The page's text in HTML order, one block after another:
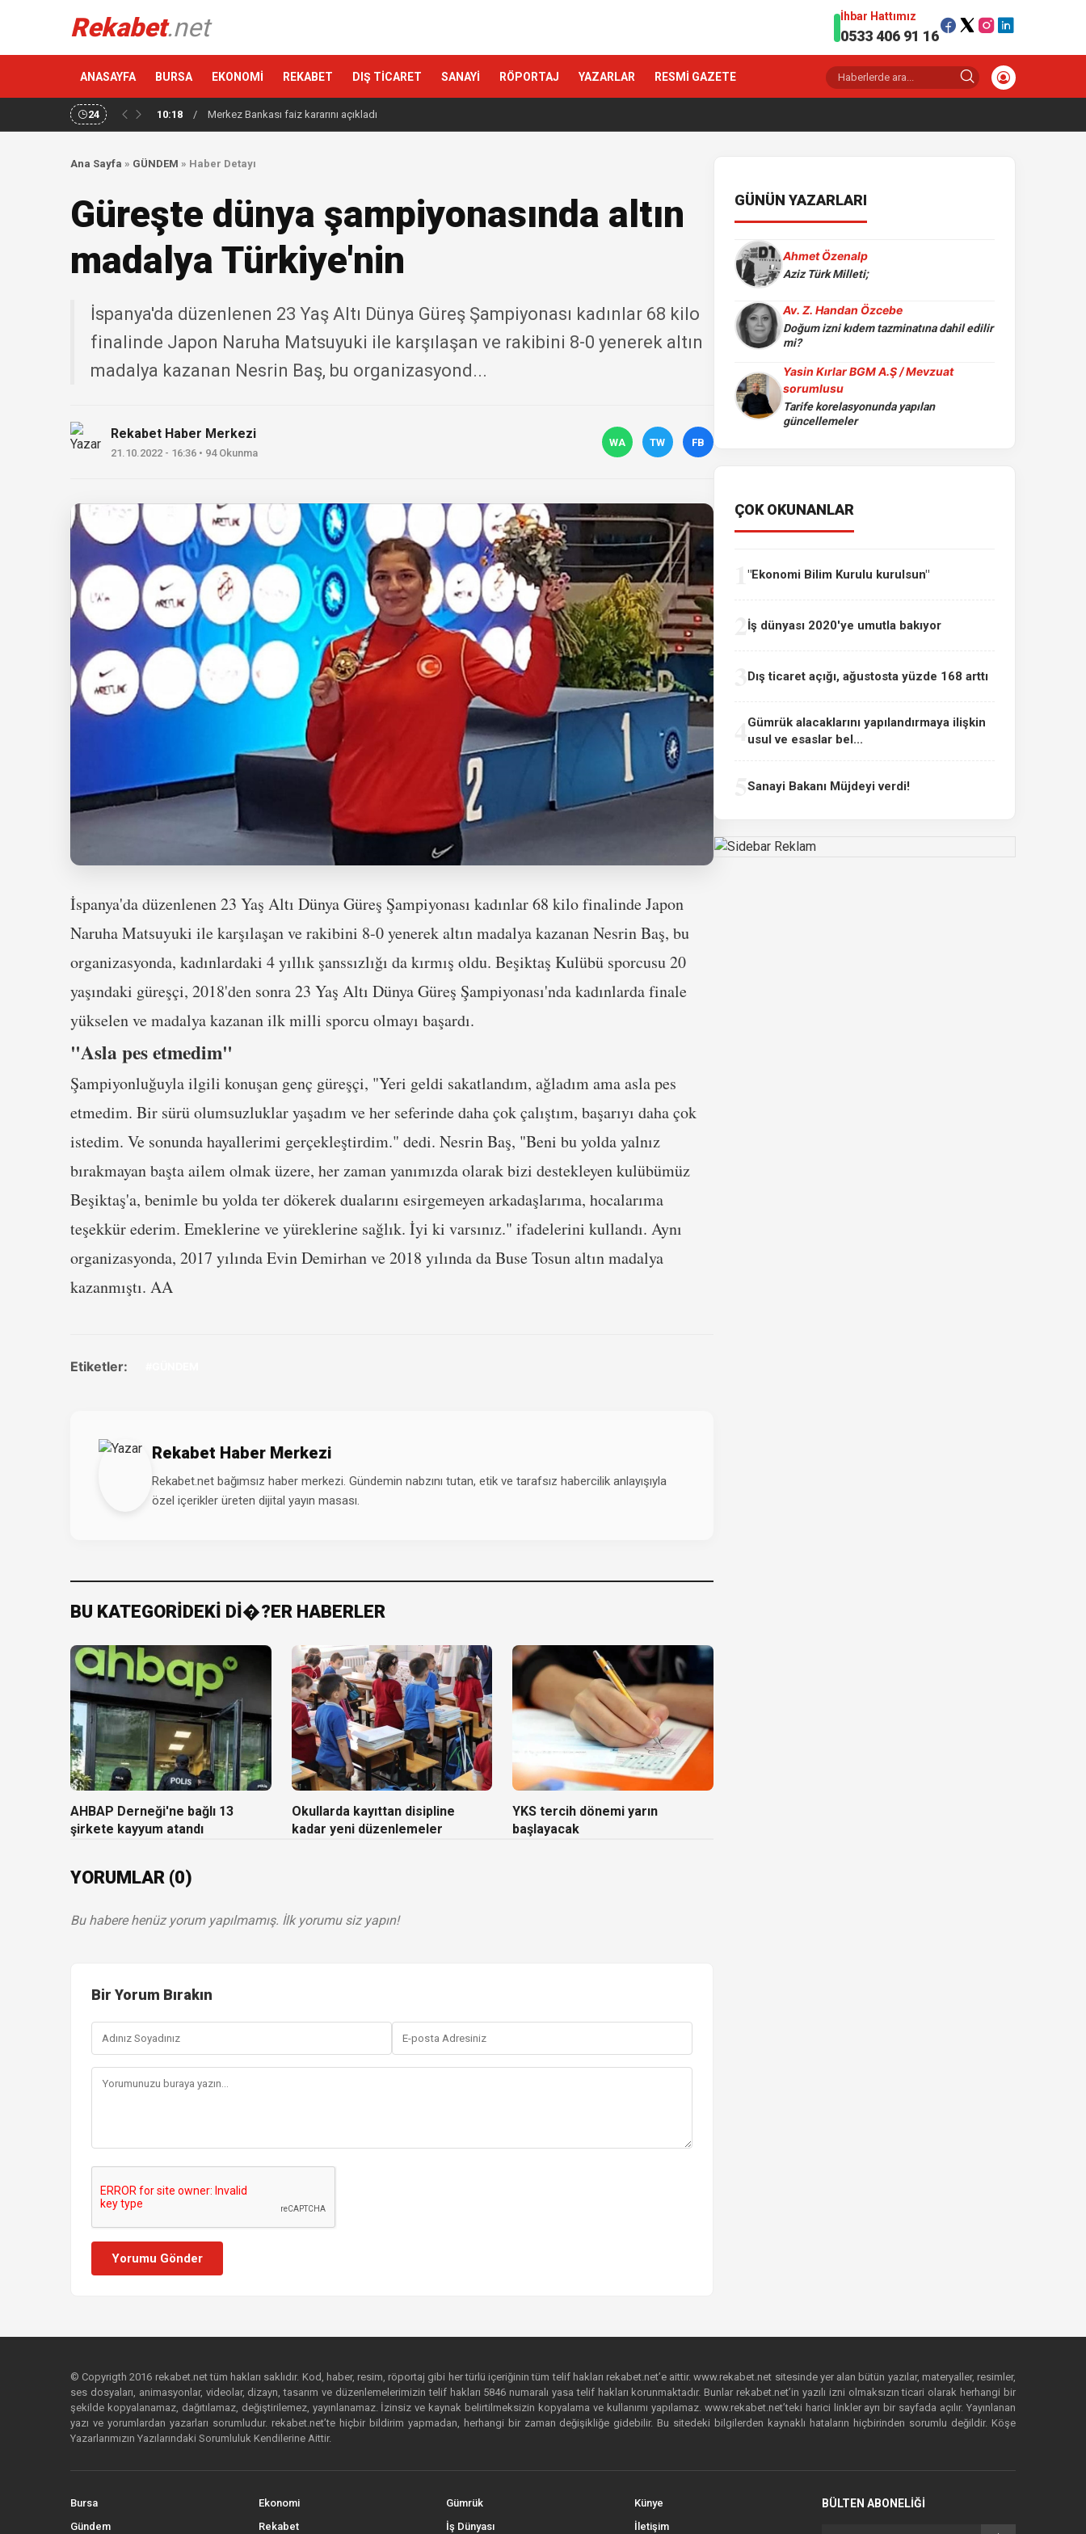
Rekabet.net İhbar Hattımız
0533 406 91 16
ANASAYFA BURSA EKONOMİ REKABET DIŞ TİCARET SANAYİ RÖPORTAJ YAZARLAR RESMİ GAZETE
24 10:18 / Merkez Bankası faiz kararını açıkladı
Ana Sayfa » GÜNDEM » Haber Detayı
Güreşte dünya şampiyonasında altın
madalya Türkiye'nin
İspanya'da düzenlenen 23 Yaş Altı Dünya Güreş Şampiyonası kadınlar 68 kilo
finalinde Japon Naruha Matsuyuki ile karşılaşan ve rakibini 8-0 yenerek altın
madalya kazanan Nesrin Baş, bu organizasyond...
Rekabet Haber Merkezi
21.10.2022 - 16:36 • 94 Okunma
WA TW FB
İspanya'da düzenlenen 23 Yaş Altı Dünya Güreş Şampiyonası kadınlar 68 kilo finalinde Japon
Naruha Matsuyuki ile karşılaşan ve rakibini 8-0 yenerek altın madalya kazanan Nesrin Baş, bu
organizasyonda, kadınlardaki 4 yıllık şanssızlığı da kırmış oldu. Beşiktaş Kulübü sporcusu 20
yaşındaki güreşçi, 2018'den sonra 23 Yaş Altı Dünya Güreş Şampiyonası'nda kadınlarda finale
yükselen ve madalya kazanan ilk milli sporcu olmayı başardı.
"Asla pes etmedim"
Şampiyonluğuyla ilgili konuşan genç güreşçi, "Yeri geldi sakatlandım, ağladım ama asla pes
etmedim. Bir sürü olumsuzluklar yaşadım ve her seferinde daha çok çalıştım, başarıyı daha çok
istedim. Ve sonunda hayallerimi gerçekleştirdim." dedi. Nesrin Baş, "Beni bu yolda yalnız
bırakmayan başta ailem olmak üzere, her zaman yanımızda olarak bizi destekleyen kulübümüz
Beşiktaş'a, benimle bu yolda ter dökerek dualarını esirgemeyen arkadaşlarıma, hocalarıma
teşekkür ederim. Emeklerine ve yüreklerine sağlık. İyi ki varsınız." ifadelerini kullandı. Aynı
organizasyonda, 2017 yılında Evin Demirhan ve 2018 yılında da Buse Tosun altın madalya
kazanmıştı. AA
Etiketler:
Rekabet Haber Merkezi
Rekabet.net bağımsız haber merkezi. Gündemin nabzını tutan, etik ve tarafsız habercilik anlayışıyla
özel içerikler üreten dijital yayın masası.
BU KATEGORİDEKİ Dİ�?ER HABERLER
AHBAP Derneği'ne bağlı 13
şirkete kayyum atandı
Okullarda kayıttan disipline
kadar yeni düzenlemeler
YKS tercih dönemi yarın
başlayacak
YORUMLAR (0)
Bu habere henüz yorum yapılmamış. İlk yorumu siz yapın!
Bir Yorum Bırakın
Yorumu Gönder
GÜNÜN YAZARLARI
Ahmet Özenalp
Aziz Türk Milleti;
Av. Z. Handan Özcebe
Doğum izni kıdem tazminatına dahil edilir
mi?
Yasin Kırlar BGM A.Ş / Mevzuat
sorumlusu
Tarife korelasyonunda yapılan
güncellemeler
ÇOK OKUNANLAR
"Ekonomi Bilim Kurulu kurulsun"
İş dünyası 2020'ye umutla bakıyor
Dış ticaret açığı, ağustosta yüzde 168 arttı
Gümrük alacaklarını yapılandırmaya ilişkin
usul ve esaslar bel...
Sanayi Bakanı Müjdeyi verdi!
© Copyrigth 2016 rekabet.net tüm hakları saklıdır. Kod, haber, resim, röportaj gibi her türlü içeriğinin tüm telif hakları rekabet.net’e aittir. www.rekabet.net sitesinde yer alan bütün yazılar, materyaller, resimler,
ses dosyaları, animasyonlar, videolar, dizayn, tasarım ve düzenlemelerimizin telif hakları 5846 numaralı yasa telif hakları korunmaktadır. Bunlar rekabet.net’in yazılı izni olmaksızın ticari olarak herhangi bir
şekilde kopyalanamaz, dağıtılamaz, değiştirilemez, yayınlanamaz. İzinsiz ve kaynak belirtilmeksizin kopyalama ve kullanımı yapılamaz. www.rekabet.net’teki harici linkler ayrı bir sayfada açılır. Yayınlanan
yazı ve yorumlardan yazarları sorumludur. rekabet.net’te hiçbir bildirim yapmadan, herhangi bir zaman değişikliğe gidebilir. Bu sitedeki bilgilerden kaynaklı hataların hiçbirinden sorumlu değildir. Köşe
Yazarlarımızın Yazılarındaki Sorumluluk Kendilerine Aittir.
Bursa
Gündem
Ekonomi
Rekabet
Gümrük
İş Dünyası
Künye
İletişim
BÜLTEN ABONELİĞİ